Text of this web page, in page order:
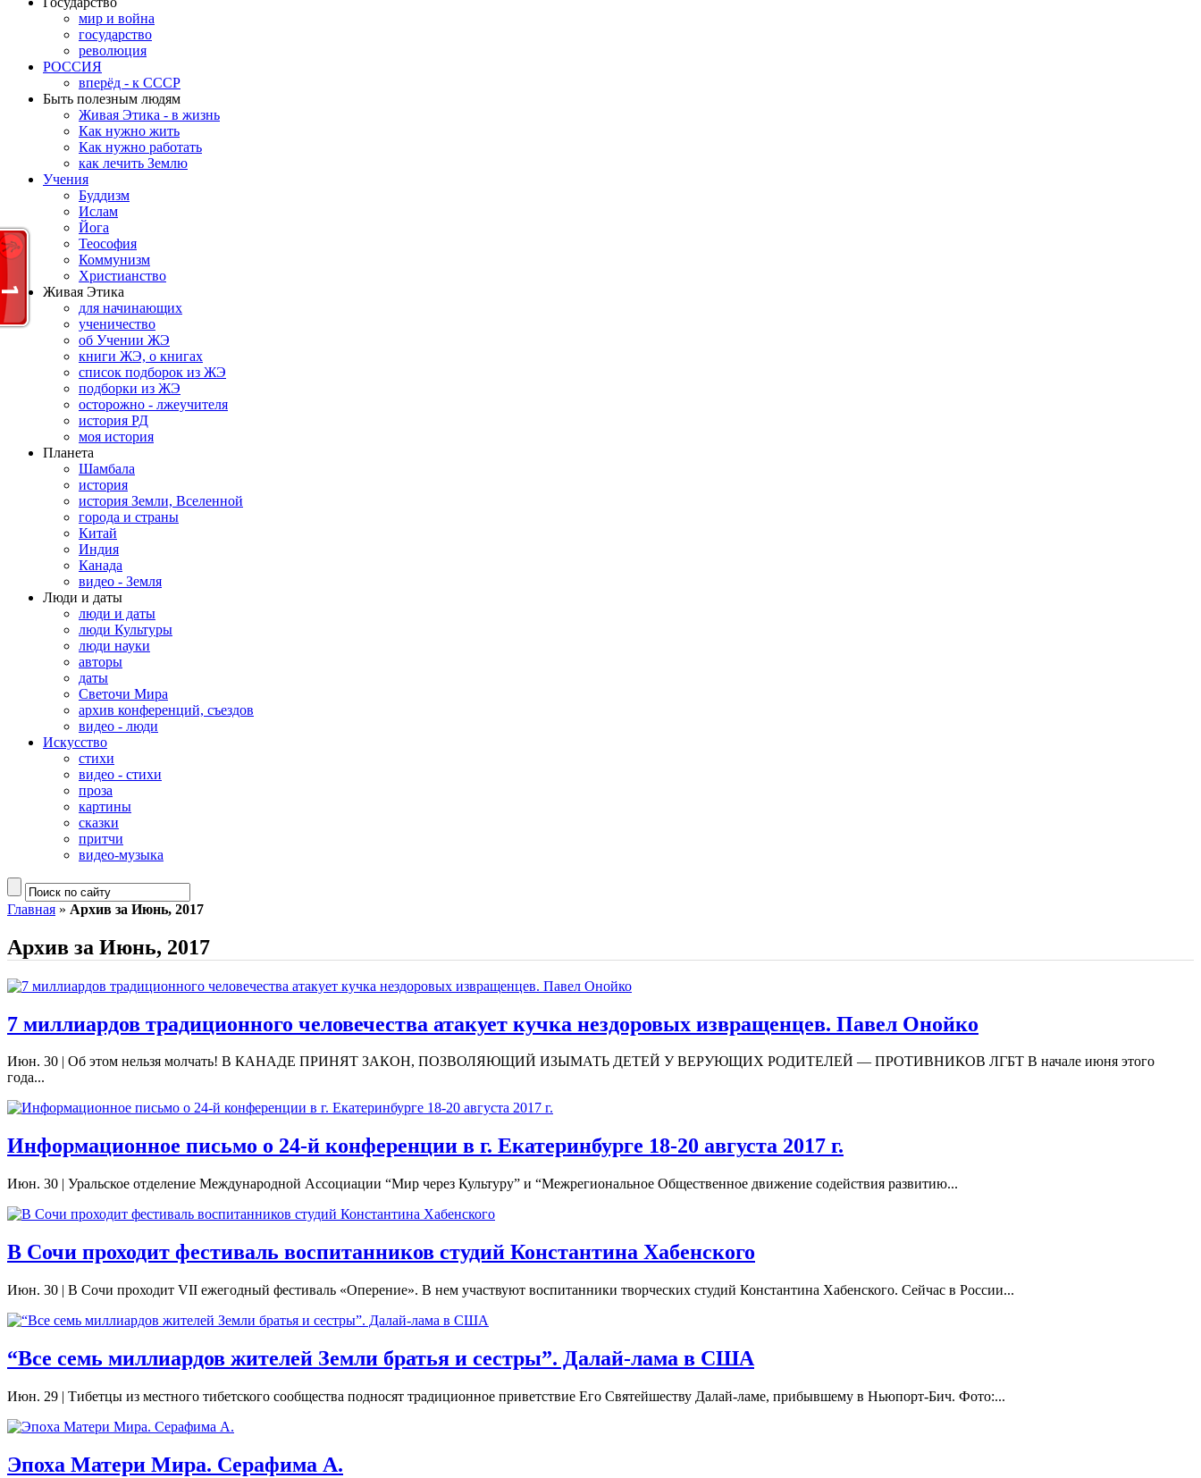
мир и война
государство
революция
РОССИЯ
вперёд - к СССР
Быть полезным людям
Живая Этика - в жизнь
Как нужно жить
Как нужно работать
как лечить Землю
Учения
Буддизм
Ислам
Йога
Теософия
Коммунизм
Христианство
Живая Этика
для начинающих
ученичество
об Учении ЖЭ
книги ЖЭ, о книгах
список подборок из ЖЭ
подборки из ЖЭ
осторожно - лжеучителя
история РД
моя история
Планета
Шамбала
история
история Земли, Вселенной
города и страны
Китай
Индия
Канада
видео - Земля
Люди и даты
люди и даты
люди Культуры
люди науки
авторы
даты
Светочи Мира
архив конференций, съездов
видео - люди
Искусство
стихи
видео - стихи
проза
картины
сказки
притчи
видео-музыка
Главная » Архив за Июнь, 2017
Архив за Июнь, 2017
7 миллиардов традиционного человечества атакует кучка нездоровых извращенцев. Павел Онойко
Июн. 30 | Об этом нельзя молчать! В КАНАДЕ ПРИНЯТ ЗАКОН, ПОЗВОЛЯЮЩИЙ ИЗЫМАТЬ ДЕТЕЙ У ВЕРУЮЩИХ РОДИТЕЛЕЙ — ПРОТИВНИКОВ ЛГБТ В начале июня этого
года...
Информационное письмо о 24-й конференции в г. Екатеринбурге 18-20 августа 2017 г.
Июн. 30 | Уральское отделение Международной Ассоциации “Мир через Культуру” и “Межрегиональное Общественное движение содействия развитию...
В Сочи проходит фестиваль воспитанников студий Константина Хабенского
Июн. 30 | В Сочи проходит VII ежегодный фестиваль «Оперение». В нем участвуют воспитанники творческих студий Константина Хабенского. Сейчас в России...
“Все семь миллиардов жителей Земли братья и сестры”. Далай-лама в США
Июн. 29 | Тибетцы из местного тибетского сообщества подносят традиционное приветствие Его Святейшеству Далай-ламе, прибывшему в Ньюпорт-Бич. Фото:...
Эпоха Матери Мира. Серафима А.